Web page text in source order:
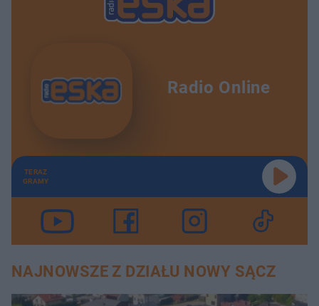
Radio Online
TERAZ
GRAMY
NAJNOWSZE Z DZIAŁU NOWY SĄCZ